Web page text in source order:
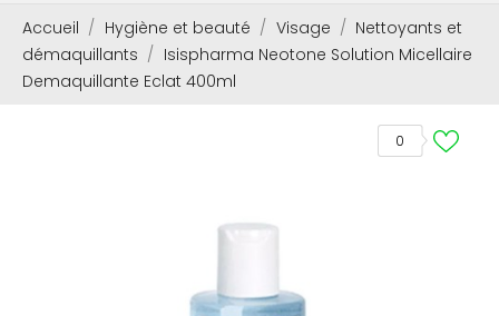
Accueil Hygiène et beauté Visage
Nettoyants et
démaquillants
Isispharma Neotone Solution Micellaire
Demaquillante Eclat 400ml
0